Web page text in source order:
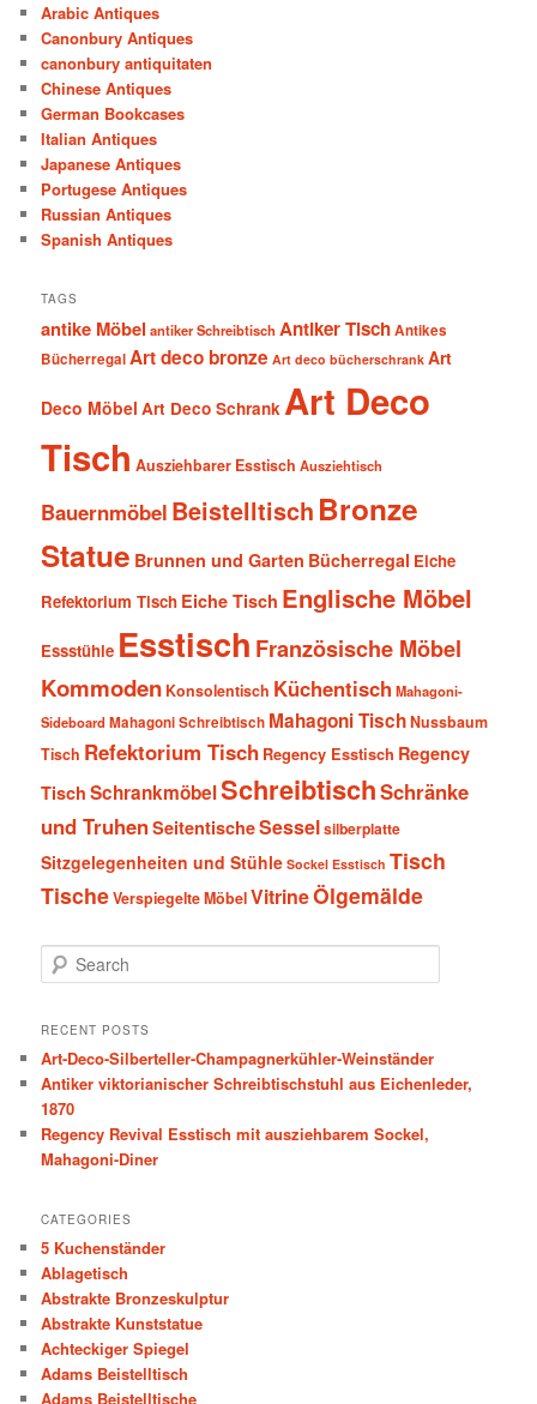
Arabic Antiques
Canonbury Antiques
canonbury antiquitaten
Chinese Antiques
German Bookcases
Italian Antiques
Japanese Antiques
Portugese Antiques
Russian Antiques
Spanish Antiques
TAGS
antike Möbel antiker Schreibtisch Antiker TischAntikes
BücherregalArt deco bronze Art deco bücherschrank Art
Deco Möbel Art Deco Schrank Art Deco
Tisch Ausziehbarer Esstisch Ausziehtisch
Bauernmöbel Beistelltisch Bronze
Statue Brunnen und Garten Bücherregal Eiche
Refektorium Tisch Eiche Tisch Englische Möbel
Essstühle Esstisch Französische Möbel
Kommoden Konsolentisch Küchentisch Mahagoni-
SideboardMahagoni Schreibtisch Mahagoni TischNussbaum
Tisch Refektorium Tisch Regency Esstisch Regency
Tisch SchrankmöbelSchreibtischSchränke
und TruhenSeitentischeSesselsilberplatte
Sitzgelegenheiten und Stühle Sockel Esstisch Tisch
TischeVerspiegelte MöbelVitrineÖlgemälde
e
r
h
RECENT POSTS
Art-Deco-Silberteller-Champagnerkühler-Weinständer
Antiker viktorianischer Schreibtischstuhl aus Eichenleder,
1870
Regency Revival Esstisch mit ausziehbarem Sockel,
Mahagoni-Diner
CATEGORIES
5 Kuchenständer
Ablagetisch
Abstrakte Bronzeskulptur
Abstrakte Kunststatue
Achteckiger Spiegel
Adams Beistelltisch
Adams Beistelltische